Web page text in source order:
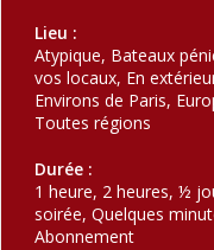
Lieu :
Atypique, Bateaux
vos locaux, En
Environs de Paris,
Toutes régions
Durée :
1 heure, 2 heures, ½
soirée, Quelques
Abonnement